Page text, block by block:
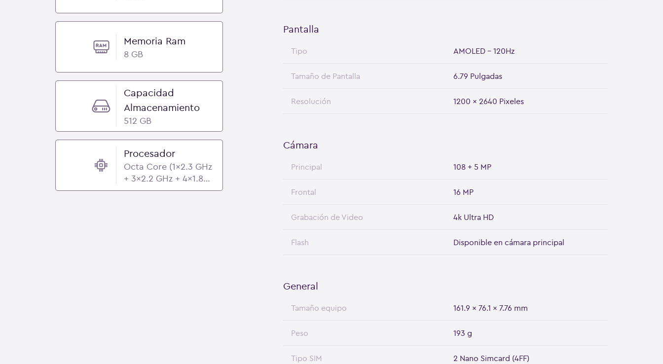
Memoria Ram
8 GB
Capacidad
Almacenamiento
512 GB
Procesador
Octa Core (1x2.3 GHz
+ 3x2.2 GHz + 4x1.8
GHz) - Qualcomm
Pantalla
Tipo AMOLED - 120Hz
Tamaño de Pantalla 6.79 Pulgadas
Resolución 1200 x 2640 Pixeles
Cámara
Principal 108 + 5 MP
Frontal 16 MP
Grabación de Video 4k Ultra HD
Flash Disponible en cámara principal
General
Tamaño equipo 161.9 x 76.1 x 7.76 mm
Peso 193 g
Tipo SIM 2 Nano Simcard (4FF)